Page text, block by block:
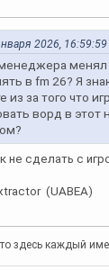
2026, 16:59:59
в fm 26? Я
за того что
ворд в
не сделать с
(UABEA)
здесь каждый